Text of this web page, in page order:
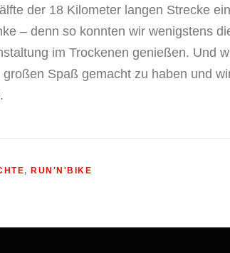
der 18 Kilometer langen Strecke
– denn so konnten wir wenigstens
im Trockenen genießen. Und
Spaß gemacht zu haben und
, RUN'N'BIKE